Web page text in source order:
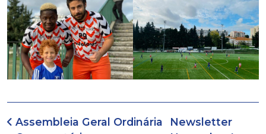
Navegação de artigos
Assembleia Geral Ordinária
Newsletter